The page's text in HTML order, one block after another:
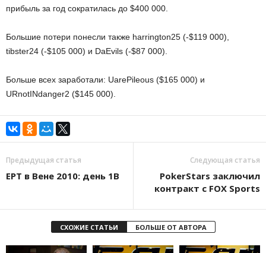
прибыль за год сократилась до $400 000.
Большие потери понесли также harrington25 (-$119 000),
tibster24 (-$105 000) и DaEvils (-$87 000).
Больше всех заработали: UarePileous ($165 000) и
URnotINdanger2 ($145 000).
Предыдущая статья
ЕРТ в Вене 2010: день 1B
Следующая статья
PokerStars заключил
контракт с FOX Sports
СХОЖИЕ СТАТЬИ БОЛЬШЕ ОТ АВТОРА